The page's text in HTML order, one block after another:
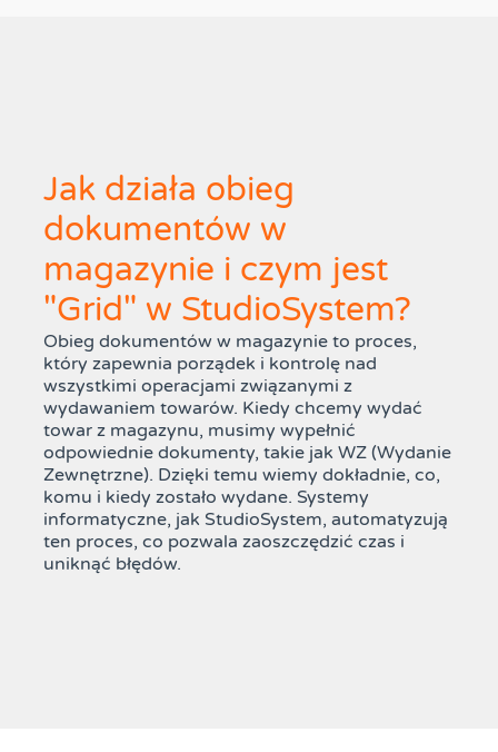
Jak działa obieg
dokumentów w
magazynie i czym jest
"Grid" w StudioSystem?
Obieg dokumentów w magazynie to proces,
który zapewnia porządek i kontrolę nad
wszystkimi operacjami związanymi z
wydawaniem towarów. Kiedy chcemy wydać
towar z magazynu, musimy wypełnić
odpowiednie dokumenty, takie jak WZ (Wydanie
Zewnętrzne). Dzięki temu wiemy dokładnie, co,
komu i kiedy zostało wydane. Systemy
informatyczne, jak StudioSystem, automatyzują
ten proces, co pozwala zaoszczędzić czas i
uniknąć błędów.